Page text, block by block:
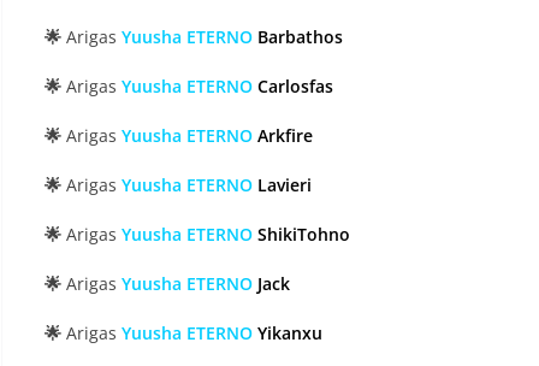
🌟 Arigas Yuusha ETERNO Barbathos
🌟 Arigas Yuusha ETERNO Carlosfas
🌟 Arigas Yuusha ETERNO Arkfire
🌟 Arigas Yuusha ETERNO Lavieri
🌟 Arigas Yuusha ETERNO ShikiTohno
🌟 Arigas Yuusha ETERNO Jack
🌟 Arigas Yuusha ETERNO Yikanxu